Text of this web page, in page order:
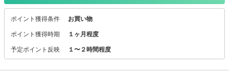
コスキチ コスメ スキンケア セール
ポイント獲得条件 お買い物
ポイント獲得時期 １ヶ月程度
予定ポイント反映 １〜２時間程度